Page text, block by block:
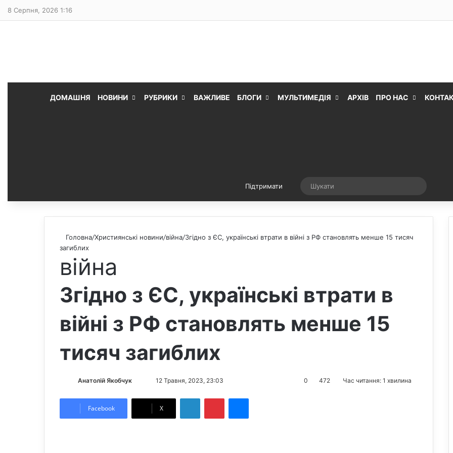
8 Серпня, 2026 1:16
ДОМАШНЯ НОВИНИ РУБРИКИ ВАЖЛИВЕ БЛОГИ МУЛЬТИМЕДІЯ АРХІВ ПРО НАС
Підтримати Випадкова стаття
Головна/Християнські новини/війна/Згідно з ЄС, українські втрати в війні з РФ становлять менше 15 тисяч
загиблих
війна
Згідно з ЄС, українські втрати в
війні з РФ становлять менше 15
тисяч загиблих
Анатолій Якобчук
l d
12 Травня, 2023, 23:03 0 472 Час читання: 1 хвилина
Facebook X